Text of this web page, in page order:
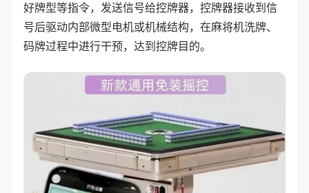
好牌型等指令，发送信号给控牌器，控牌器接收到信
号后驱动内部微型电机或机械结构，在麻将机洗牌、
码牌过程中进行干预，达到控牌目的。